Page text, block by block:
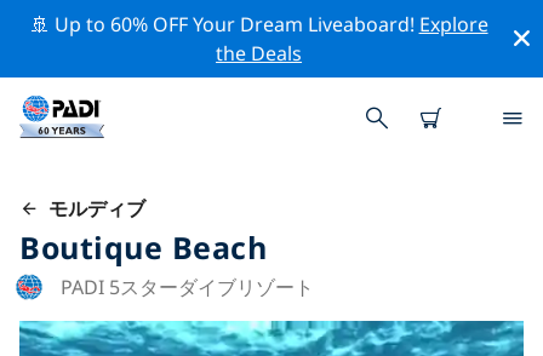
🚢 Up to 60% OFF Your Dream Liveaboard! Explore
the Deals
モルディブ
Boutique Beach
PADI 5スターダイブリゾート